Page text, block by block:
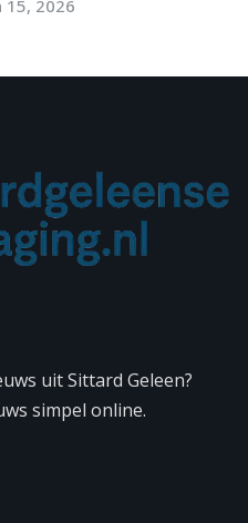
15, 2026
uit Sittard Geleen?
simpel online.